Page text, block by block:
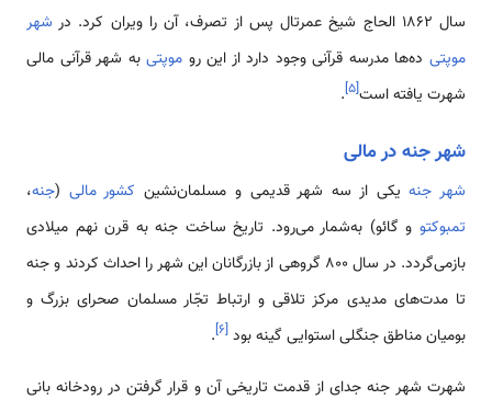
سال 1862 الحاج شیخ عمرتال پس از تصرف، آن را ویران کرد. در
شهر
موپتیده‌ها مدرسه قرآنی وجود دارد از این رو موپتیبه شهر قرآنی مالی
شهرت یافته است[۵]
.
شهر جنه در مالی
شهر جنهیکی از سه شهر قدیمی‌ و مسلمان‌نشین کشور مالی (جنه،
تمبوکتو و گائو) به‌شمار می‌رود. تاریخ ساخت جنه به قرن نهم میلادی
بازمی‌گردد. در سال 800 گروهی از بازرگانان این شهر را احداث کردند و جنه
تا مدت‌های مدیدی مرکز تلاقی و ارتباط تجّار مسلمان صحرای بزرگ و
بومیان مناطق جنگلی استوایی گینه بود [۶]
.
شهرت شهر جنه جدای از قدمت تاریخی آن و قرار گرفتن در رودخانه بانی